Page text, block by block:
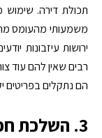
תכולת דירה. שימוש
משמעותי מהעומס
ירושות עיזבונות
רבים שאין להם עוד
הם נתקלים בפריטים
3. השלכת